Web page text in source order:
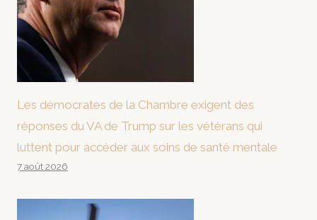
Les démocrates de la Chambre exigent des
réponses du VA de Trump sur les vétérans qui
luttent pour accéder aux soins de santé mentale
7 août 2026